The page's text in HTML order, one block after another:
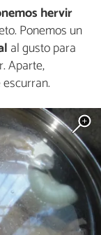
hervir
Ponemos un
al gusto para
Aparte,